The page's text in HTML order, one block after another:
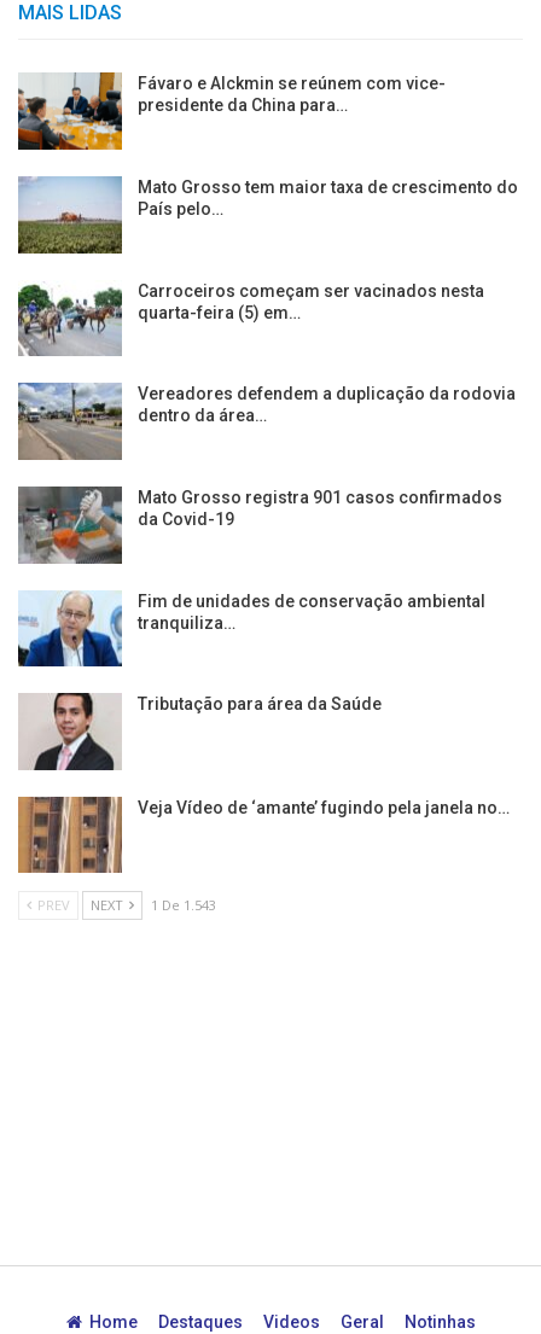
MAIS LIDAS
Fávaro e Alckmin se reúnem com vice-
presidente da China para…
Mato Grosso tem maior taxa de crescimento do
País pelo…
Carroceiros começam ser vacinados nesta
quarta-feira (5) em…
Vereadores defendem a duplicação da rodovia
dentro da área…
Mato Grosso registra 901 casos confirmados
da Covid-19
Fim de unidades de conservação ambiental
tranquiliza…
Tributação para área da Saúde
Veja Vídeo de ‘amante’ fugindo pela janela no…
PREV NEXT 1 De 1.543
Home Destaques Videos Geral Notinhas